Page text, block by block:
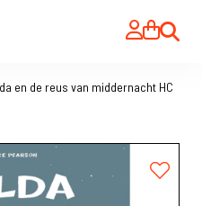
Search
en de reus van middernacht HC